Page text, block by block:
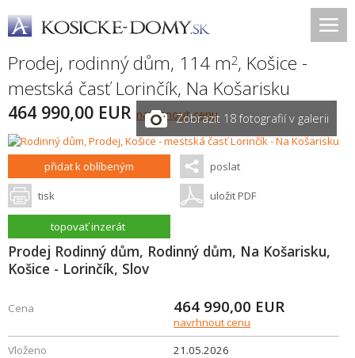
Prodej, rodinný dům, 114 m2, Košice -
mestská časť Lorinčík, Na Košarisku
464 990,00 EUR navrhnout cenuZobrazit 18 fotografií v galerii
přidat k oblíbeným poslat
tisk uložit PDF
topovať inzerát
Prodej Rodinný dům, Rodinný dům, Na Košarisku,
Košice - Lorinčík, Slov
Cena 464 990,00 EUR
navrhnout cenu
Vloženo
21.05.2026